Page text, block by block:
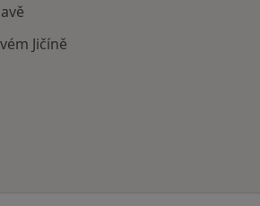
Jičíně